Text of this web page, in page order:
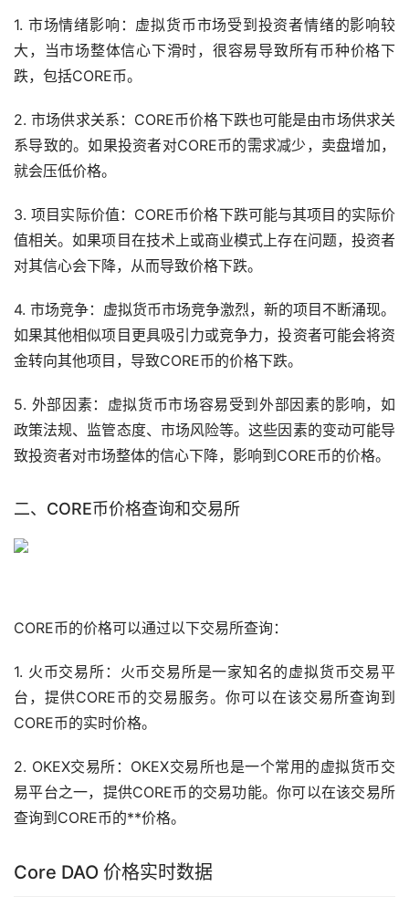
1. 市场情绪影响：虚拟货币市场受到投资者情绪的影响较
大，当市场整体信心下滑时，很容易导致所有币种价格下
跌，包括CORE币。
2. 市场供求关系：CORE币价格下跌也可能是由市场供求关
系导致的。如果投资者对CORE币的需求减少，卖盘增加，
就会压低价格。
3. 项目实际价值：CORE币价格下跌可能与其项目的实际价
值相关。如果项目在技术上或商业模式上存在问题，投资者
对其信心会下降，从而导致价格下跌。
4. 市场竞争：虚拟货币市场竞争激烈，新的项目不断涌现。
如果其他相似项目更具吸引力或竞争力，投资者可能会将资
金转向其他项目，导致CORE币的价格下跌。
5. 外部因素：虚拟货币市场容易受到外部因素的影响，如
政策法规、监管态度、市场风险等。这些因素的变动可能导
致投资者对市场整体的信心下降，影响到CORE币的价格。
二、CORE币价格查询和交易所
CORE币的价格可以通过以下交易所查询：
1. 火币交易所：火币交易所是一家知名的虚拟货币交易平
台，提供CORE币的交易服务。你可以在该交易所查询到
CORE币的实时价格。
2. OKEX交易所：OKEX交易所也是一个常用的虚拟货币交
易平台之一，提供CORE币的交易功能。你可以在该交易所
查询到CORE币的**价格。
Core DAO 价格实时数据